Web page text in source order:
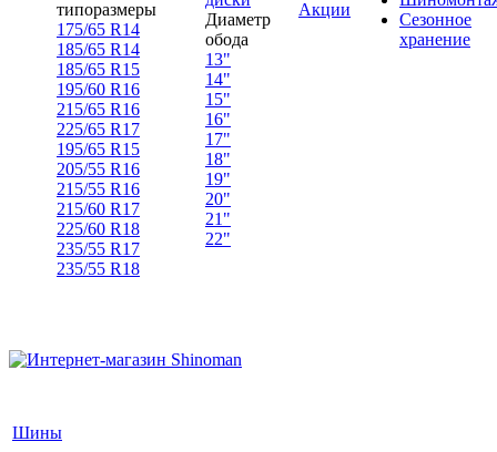
типоразмеры
175/65 R14
185/65 R14
185/65 R15
195/60 R16
215/65 R16
225/65 R17
195/65 R15
205/55 R16
215/55 R16
215/60 R17
225/60 R18
235/55 R17
235/55 R18
Диаметр
обода
13"
14"
15"
16"
17"
18"
19"
20"
21"
22"
Акции
Сезонное
хранение
Шины